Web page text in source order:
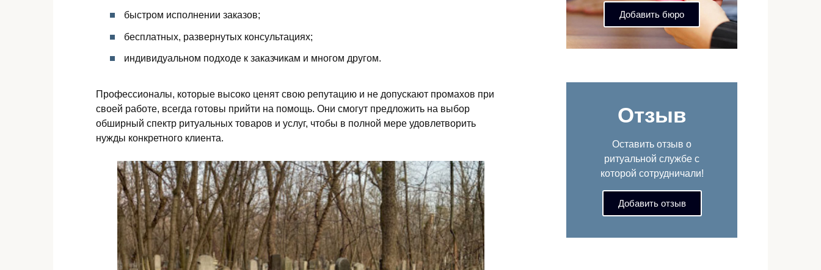
быстром исполнении заказов;
бесплатных, развернутых консультациях;
индивидуальном подходе к заказчикам и многом другом.
Профессионалы, которые высоко ценят свою репутацию и не допускают промахов при
своей работе, всегда готовы прийти на помощь. Они смогут предложить на выбор
обширный спектр ритуальных товаров и услуг, чтобы в полной мере удовлетворить
нужды конкретного клиента.
Добавить бюро
Отзыв
Оставить отзыв о
ритуальной службе с
которой сотрудничали!
Добавить отзыв